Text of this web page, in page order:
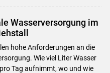
Wasserversorgung im
hohe Anforderungen an die
Wie viel Liter Wasser
Tag aufnimmt, wo und wie